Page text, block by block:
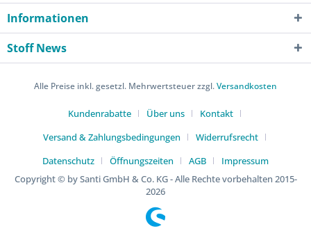
Informationen
Stoff News
Alle Preise inkl. gesetzl. Mehrwertsteuer zzgl.Versandkosten
Kundenrabatte Über uns
Kontakt
Versand & Zahlungsbedingungen
Widerrufsrecht
Datenschutz
Öffnungszeiten AGB
Impressum
Copyright © by Santi GmbH & Co. KG - Alle Rechte vorbehalten 2015-
2026